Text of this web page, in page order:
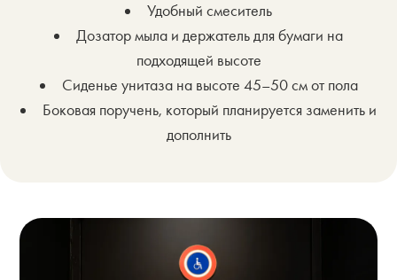
Удобный смеситель
Дозатор мыла и держатель для бумаги на
подходящей высоте
Сиденье унитаза на высоте 45–50 см от пола
Боковая поручень, который планируется заменить и
дополнить